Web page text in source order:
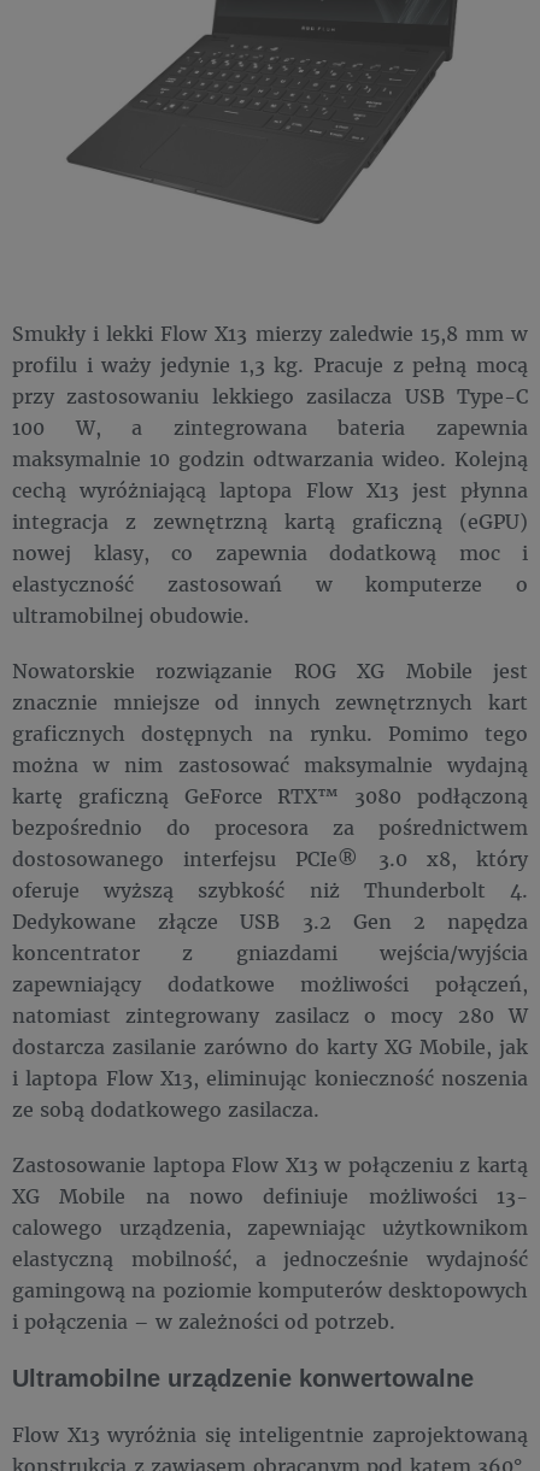
Smukły i lekki Flow X13 mierzy zaledwie 15,8 mm w
profilu i waży jedynie 1,3 kg. Pracuje z pełną mocą
przy zastosowaniu lekkiego zasilacza USB Type-C
100 W, a zintegrowana bateria zapewnia
maksymalnie 10 godzin odtwarzania wideo. Kolejną
cechą wyróżniającą laptopa Flow X13 jest płynna
integracja z zewnętrzną kartą graficzną (eGPU)
nowej klasy, co zapewnia dodatkową moc i
elastyczność zastosowań w komputerze o
ultramobilnej obudowie.
Nowatorskie rozwiązanie ROG XG Mobile jest
znacznie mniejsze od innych zewnętrznych kart
graficznych dostępnych na rynku. Pomimo tego
można w nim zastosować maksymalnie wydajną
kartę graficzną GeForce RTX™ 3080 podłączoną
bezpośrednio do procesora za pośrednictwem
dostosowanego interfejsu PCIe® 3.0 x8, który
oferuje wyższą szybkość niż Thunderbolt 4.
Dedykowane złącze USB 3.2 Gen 2 napędza
koncentrator z gniazdami wejścia/wyjścia
zapewniający dodatkowe możliwości połączeń,
natomiast zintegrowany zasilacz o mocy 280 W
dostarcza zasilanie zarówno do karty XG Mobile, jak
i laptopa Flow X13, eliminując konieczność noszenia
ze sobą dodatkowego zasilacza.
Zastosowanie laptopa Flow X13 w połączeniu z kartą
XG Mobile na nowo definiuje możliwości 13-
calowego urządzenia, zapewniając użytkownikom
elastyczną mobilność, a jednocześnie wydajność
gamingową na poziomie komputerów desktopowych
i połączenia – w zależności od potrzeb.
Ultramobilne urządzenie konwertowalne
Flow X13 wyróżnia się inteligentnie zaprojektowaną